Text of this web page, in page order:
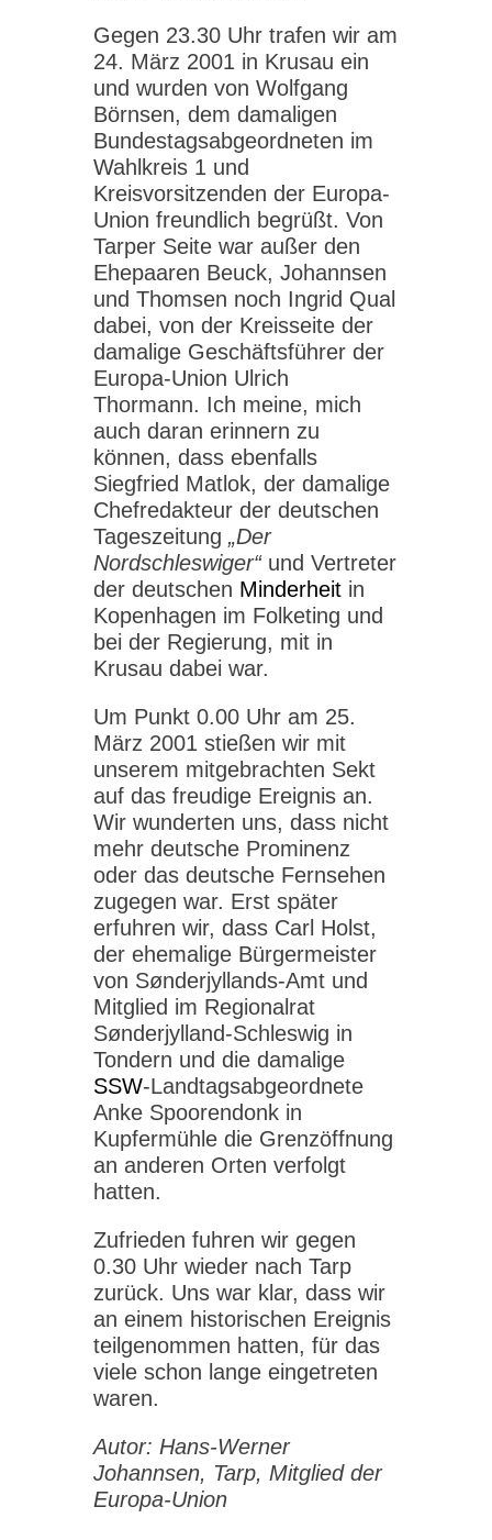
Gegen 23.30 Uhr trafen wir am
24. März 2001 in Krusau ein
und wurden von Wolfgang
Börnsen, dem damaligen
Bundestagsabgeordneten im
Wahlkreis 1 und
Kreisvorsitzenden der Europa-
Union freundlich begrüßt. Von
Tarper Seite war außer den
Ehepaaren Beuck, Johannsen
und Thomsen noch Ingrid Qual
dabei, von der Kreisseite der
damalige Geschäftsführer der
Europa-Union Ulrich
Thormann. Ich meine, mich
auch daran erinnern zu
können, dass ebenfalls
Siegfried Matlok, der damalige
Chefredakteur der deutschen
Tageszeitung „Der
Nordschleswiger“und Vertreter
der deutschen Minderheitin
Kopenhagen im Folketing und
bei der Regierung, mit in
Krusau dabei war.
Um Punkt 0.00 Uhr am 25.
März 2001 stießen wir mit
unserem mitgebrachten Sekt
auf das freudige Ereignis an.
Wir wunderten uns, dass nicht
mehr deutsche Prominenz
oder das deutsche Fernsehen
zugegen war. Erst später
erfuhren wir, dass Carl Holst,
der ehemalige Bürgermeister
von Sønderjyllands-Amt und
Mitglied im Regionalrat
Sønderjylland-Schleswig in
Tondern und die damalige
SSW-Landtagsabgeordnete
Anke Spoorendonk in
Kupfermühle die Grenzöffnung
an anderen Orten verfolgt
hatten.
Zufrieden fuhren wir gegen
0.30 Uhr wieder nach Tarp
zurück. Uns war klar, dass wir
an einem historischen Ereignis
teilgenommen hatten, für das
viele schon lange eingetreten
waren.
Autor: Hans-Werner
Johannsen, Tarp, Mitglied der
Europa-Union